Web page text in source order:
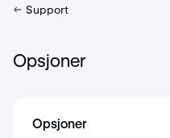
Support
Opsjoner
Opsjoner